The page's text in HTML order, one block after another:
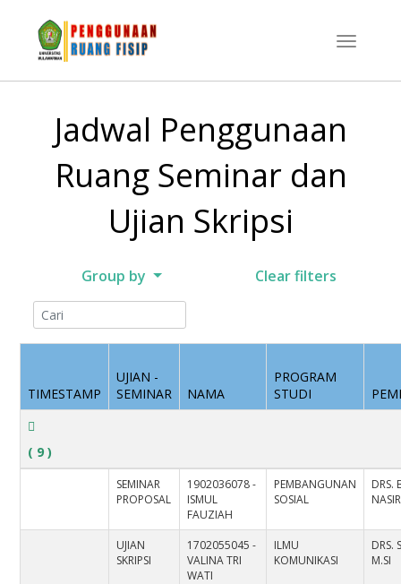
Jadwal Penggunaan
Ruang Seminar dan
Ujian Skripsi
Group by Clear filters
TIMESTAMP
UJIAN -
SEMINAR
NAMA
PROGRAM
STUDI
( 9 )
SEMINAR
PROPOSAL
1902036078 -
ISMUL
FAUZIAH
PEMBANGUNAN
SOSIAL
DRS.
UJIAN
SKRIPSI
1702055045 -
VALINA TRI
WATI
ILMU
KOMUNIKASI
DRS.
M.SI